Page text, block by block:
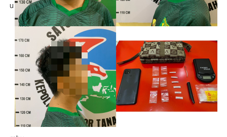
u